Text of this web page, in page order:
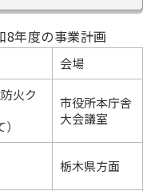
8年度の事業計画
会場
火ク
市役所本庁舎
大会議室
栃木県方面